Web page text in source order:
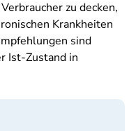
zu decken,
Krankheiten
sind
Ist-Zustand in